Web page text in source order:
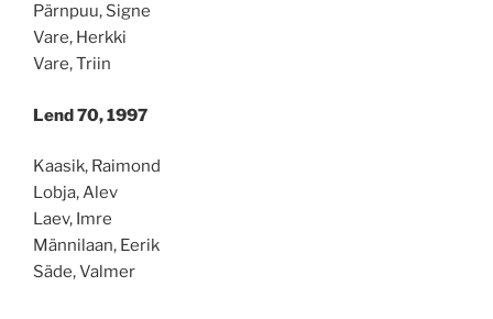
Pärnpuu, Signe
Vare, Herkki
Vare, Triin
Lend 70, 1997
Kaasik, Raimond
Lobja, Alev
Laev, Imre
Männilaan, Eerik
Säde, Valmer